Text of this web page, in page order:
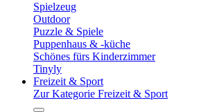
Spielzeug
Outdoor
Puzzle & Spiele
Puppenhaus & -küche
Schönes fürs Kinderzimmer
Tinyly
Freizeit & Sport
Zur Kategorie Freizeit & Sport